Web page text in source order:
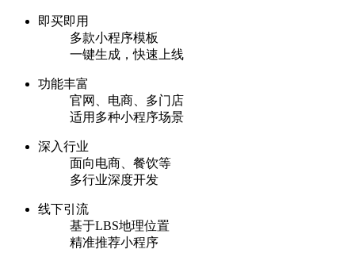
即买即用
多款小程序模板
一键生成，快速上线
功能丰富
官网、电商、多门店
适用多种小程序场景
深入行业
面向电商、餐饮等
多行业深度开发
线下引流
基于LBS地理位置
精准推荐小程序